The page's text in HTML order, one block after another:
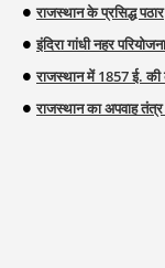
राजस्थान के प्रसिद्ध पठार
इंदिरा गांधी नहर
राजस्थान में 1857 ई.
राजस्थान का अपवाह